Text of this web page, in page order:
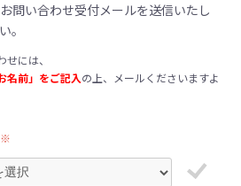
問い合わせ受付メールを送信いたし
。
には、
名前」をご記入の上、メールくださいますよ
※